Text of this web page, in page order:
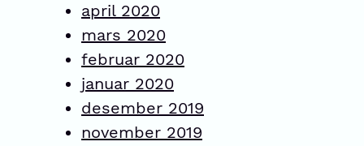
april 2020
mars 2020
februar 2020
januar 2020
desember 2019
november 2019